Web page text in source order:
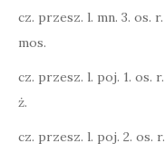
cz. przesz. l. mn. 3. os. r.
mos.
cz. przesz. l. poj. 1. os. r.
ż.
cz. przesz. l. poj. 2. os. r.